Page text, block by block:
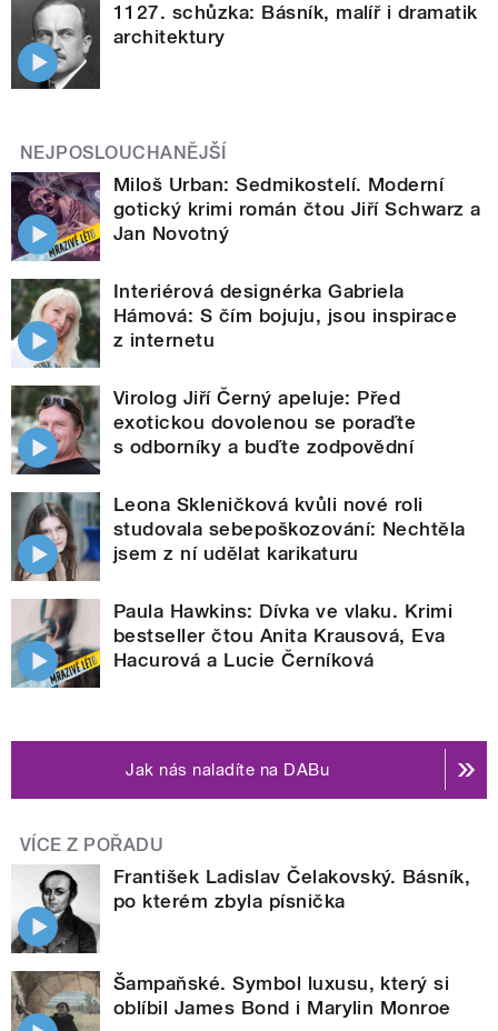
1127. schůzka: Básník, malíř i dramatik
architektury
NEJPOSLOUCHANĚJŠÍ
Miloš Urban: Sedmikostelí. Moderní
gotický krimi román čtou Jiří Schwarz a
Jan Novotný
Interiérová designérka Gabriela
Hámová: S čím bojuju, jsou inspirace
z internetu
Virolog Jiří Černý apeluje: Před
exotickou dovolenou se poraďte
s odborníky a buďte zodpovědní
Leona Skleničková kvůli nové roli
studovala sebepoškozování: Nechtěla
jsem z ní udělat karikaturu
Paula Hawkins: Dívka ve vlaku. Krimi
bestseller čtou Anita Krausová, Eva
Hacurová a Lucie Černíková
Jak nás naladíte na DABu
VÍCE Z POŘADU
František Ladislav Čelakovský. Básník,
po kterém zbyla písnička
Šampaňské. Symbol luxusu, který si
oblíbil James Bond i Marylin Monroe